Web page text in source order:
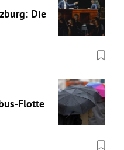
Die
Flotte